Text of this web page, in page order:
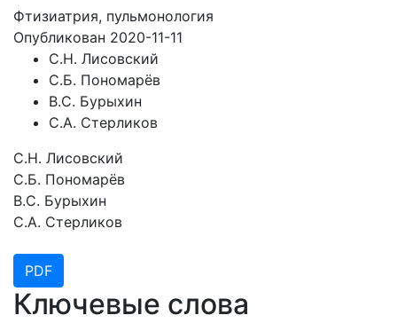
Фтизиатрия, пульмонология
Опубликован 2020-11-11
С.Н. Лисовский
С.Б. Пономарёв
В.С. Бурыхин
С.А. Стерликов
С.Н. Лисовский
С.Б. Пономарёв
В.С. Бурыхин
С.А. Стерликов
PDF
Ключевые слова